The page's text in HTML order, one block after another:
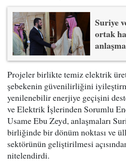
Suriye
ortak
Projeler birlikte temiz elektrik
şebekenin güvenilirliğini
yenilenebilir enerjiye geçişini
ve Elektrik İşlerinden Sorumlu
Usame Ebu Zeyd, anlaşmaları
birliğinde bir dönüm noktası ve
sektörünün geliştirilmesi
nitelendirdi.